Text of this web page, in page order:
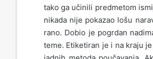
tako ga učinili predmetom
nikada nije pokazao lošu
rano. Dobio je pogrdan
teme. Etiketiran je i na kraju